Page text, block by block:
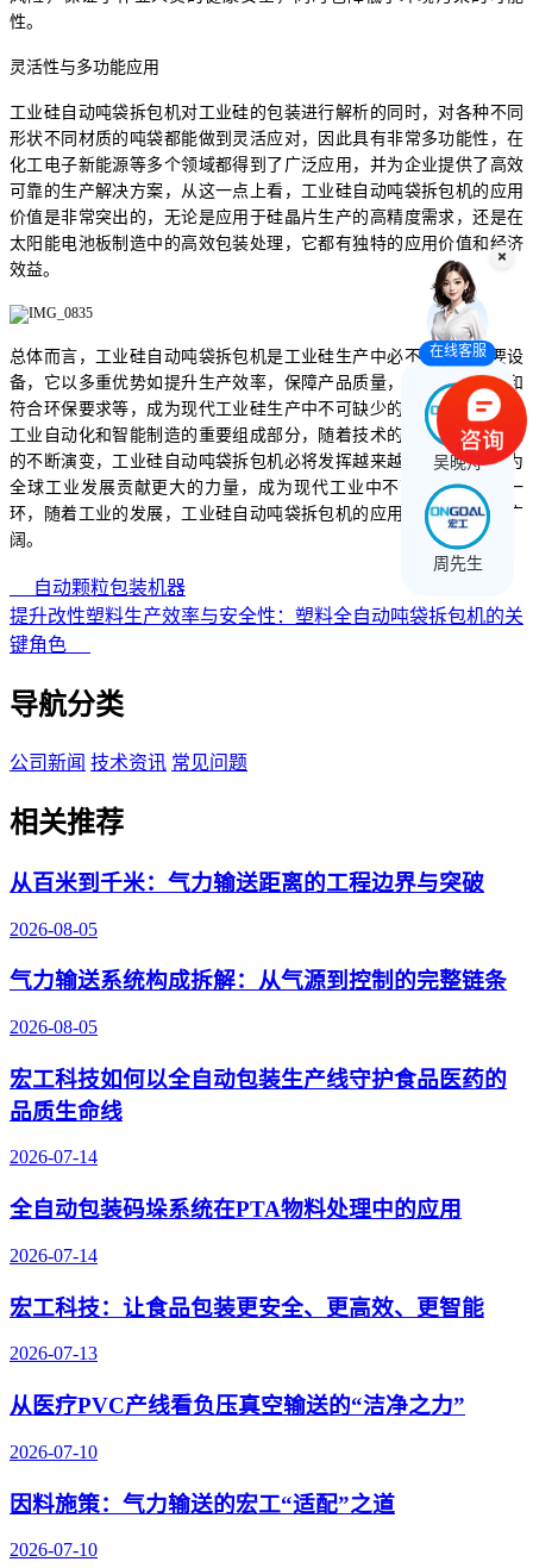
性。
灵活性与多功能应用
工业硅自动吨袋拆包机对工业硅的包装进行解析的同时，对各种不同
形状不同材质的吨袋都能做到灵活应对，因此具有非常多功能性，在
化工电子新能源等多个领域都得到了广泛应用，并为企业提供了高效
可靠的生产解决方案，从这一点上看，工业硅自动吨袋拆包机的应用
价值是非常突出的，无论是应用于硅晶片生产的高精度需求，还是在
太阳能电池板制造中的高效包装处理，它都有独特的应用价值和经济
效益。
总体而言，工业硅自动吨袋拆包机是工业硅生产中必不可少的重要设
备，它以多重优势如提升生产效率，保障产品质量，保证操作安全和
符合环保要求等，成为现代工业硅生产中不可缺少的重要设备，也是
工业自动化和智能制造的重要组成部分，随着技术的进步和市场需求
的不断演变，工业硅自动吨袋拆包机必将发挥越来越重要的作用，为
全球工业发展贡献更大的力量，成为现代工业中不可或缺的重要一
环，随着工业的发展，工业硅自动吨袋拆包机的应用前景将越来越广
阔。
自动颗粒包装机器
提升改性塑料生产效率与安全性：塑料全自动吨袋拆包机的关
键角色
导航分类
公司新闻 技术资讯 常见问题
相关推荐
从百米到千米：气力输送距离的工程边界与突破
2026-08-05
气力输送系统构成拆解：从气源到控制的完整链条
2026-08-05
宏工科技如何以全自动包装生产线守护食品医药的
品质生命线
2026-07-14
全自动包装码垛系统在PTA物料处理中的应用
2026-07-14
宏工科技：让食品包装更安全、更高效、更智能
2026-07-13
从医疗PVC产线看负压真空输送的“洁净之力”
2026-07-10
因料施策：气力输送的宏工“适配”之道
2026-07-10
在线客服
吴晚舟
周先生